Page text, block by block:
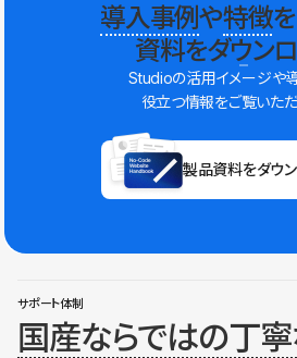
導入事例や特徴
資料をダウンロ
Studioの活用イメージや
役立つ情報をご覧いただ
製品資料をダウ
サポート体制
国産ならではの丁